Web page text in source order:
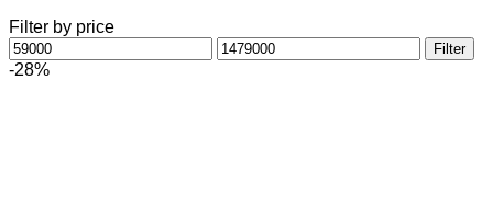
Filter by price
Min
price
Max
price
Filter
-28%